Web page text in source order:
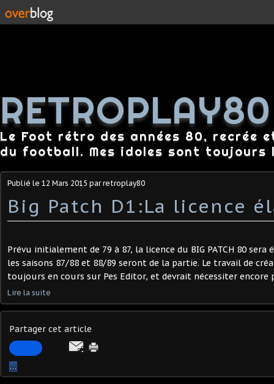
RETROPLAY80
Le Foot rétro des années 80, recrée
du football. Mes idoles sont toujours
Publié le 12 Mars 2015 par retroplay80
Big Patch D1:La licence
Prévu initialement de 79 à 87, la licence du BIG PATCH 80 sera
les saisons 87/88 et 88/89 seront de la partie. Le travail de
toujours en cours sur Pes Editor, et devrait nécessiter encore
Lire la suite
Partager cet article
…